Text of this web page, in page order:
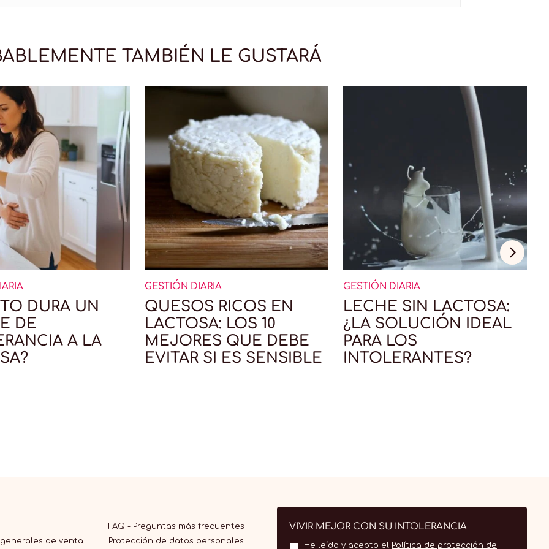
TAMBIÉN LE GUSTARÁ
DURA UN
DE
A LA
GESTIÓN DIARIA
QUESOS RICOS EN
LACTOSA: LOS 10
MEJORES QUE DEBE
EVITAR SI ES SENSIBLE
GESTIÓN DIARIA
LECHE SIN LACTOSA:
¿LA SOLUCIÓN IDEAL
PARA LOS
INTOLERANTES?
de venta
FAQ - Preguntas más frecuentes
Protección de datos personales
VIVIR MEJOR CON SU INTOLERANCIA
He leído y acepto el Política de protección de